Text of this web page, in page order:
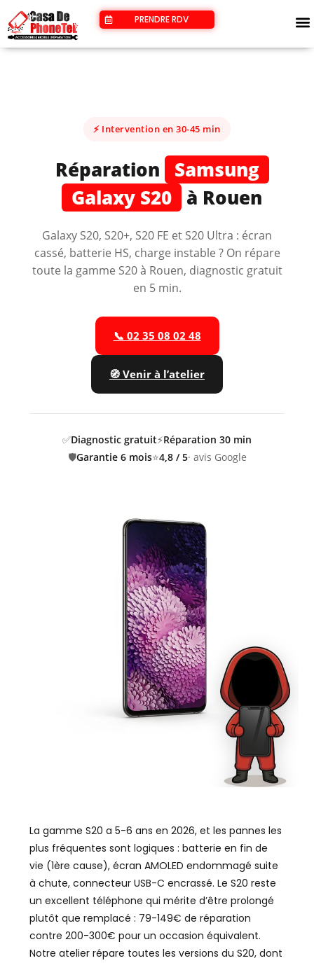
PRENDRE RDV
⚡ Intervention en 30-45 min
Réparation
Samsung
Galaxy S20
à Rouen
Galaxy S20, S20+, S20 FE et S20 Ultra : écran
cassé, batterie HS, charge instable ? On répare
toute la gamme S20 à Rouen, diagnostic gratuit
en 5 min.
📞 02 35 08 02 48
🧭 Venir à l’atelier
✅Diagnostic gratuit⚡Réparation 30 min
🛡️Garantie 6 mois⭐4,8 / 5· avis Google
La gamme S20 a 5-6 ans en 2026, et les pannes les
plus fréquentes sont logiques : batterie en fin de
vie (1ère cause), écran AMOLED endommagé suite
à chute, connecteur USB-C encrassé. Le S20 reste
un excellent téléphone qui mérite d’être prolongé
plutôt que remplacé : 79-149€ de réparation
contre 200-300€ pour un occasion équivalent.
Notre atelier répare toutes les versions du S20, dont